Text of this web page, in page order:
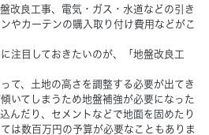
改良工事、電気・ガス・水道などの引き
やカーテンの購入取り付け費用などがこ
注目しておきたいのが、「地盤改良工
て、土地の高さを調整する必要が出てき
いてしまうため地盤補強が必要になった
んだり、セメントなどで地面を固めたり
は数百万円の予算が必要なこともありま